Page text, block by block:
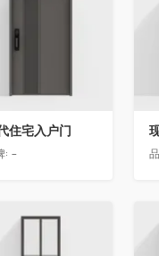
住宅入户门
: -
收藏